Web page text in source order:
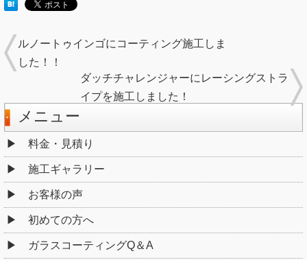
ルノートゥインゴにコーティング施工しま
した！！
ダッチチャレンジャーにレーシングストラ
イプを施工しました！
メニュー
料金・見積り
施工ギャラリー
お客様の声
初めての方へ
ガラスコーティングQ＆A